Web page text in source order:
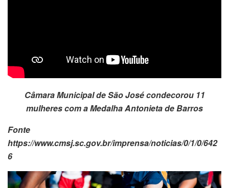
Câmara Municipal de São José condecorou 11
mulheres com a Medalha Antonieta de Barros
Fonte
https://www.cmsj.sc.gov.br/imprensa/noticias/0/1/0/642
6